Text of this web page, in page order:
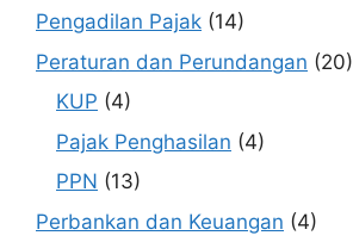
Pengadilan Pajak (14)
Peraturan dan Perundangan (20)
KUP (4)
Pajak Penghasilan (4)
PPN (13)
Perbankan dan Keuangan (4)